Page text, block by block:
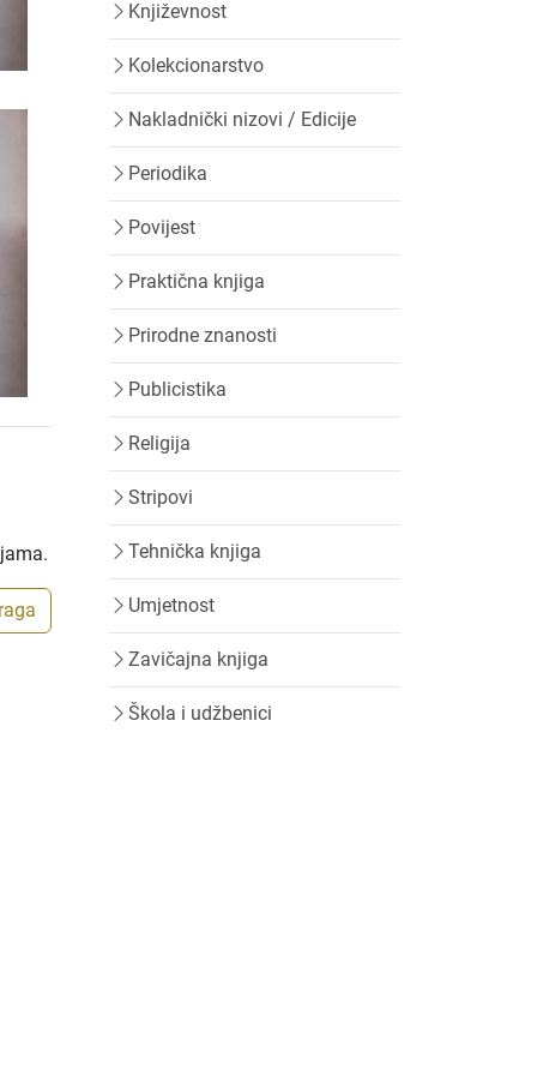
Književnost
Kolekcionarstvo
Nakladnički nizovi / Edicije
Periodika
Povijest
Praktična knjiga
Prirodne znanosti
Publicistika
Religija
Stripovi
Tehnička knjiga
Umjetnost
Zavičajna knjiga
Škola i udžbenici